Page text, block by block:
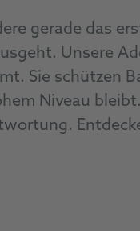
gerade das
Unsere
Sie schützen
Niveau